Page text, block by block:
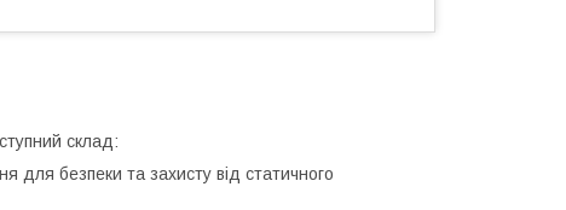
склад:
для безпеки та захисту від статичного